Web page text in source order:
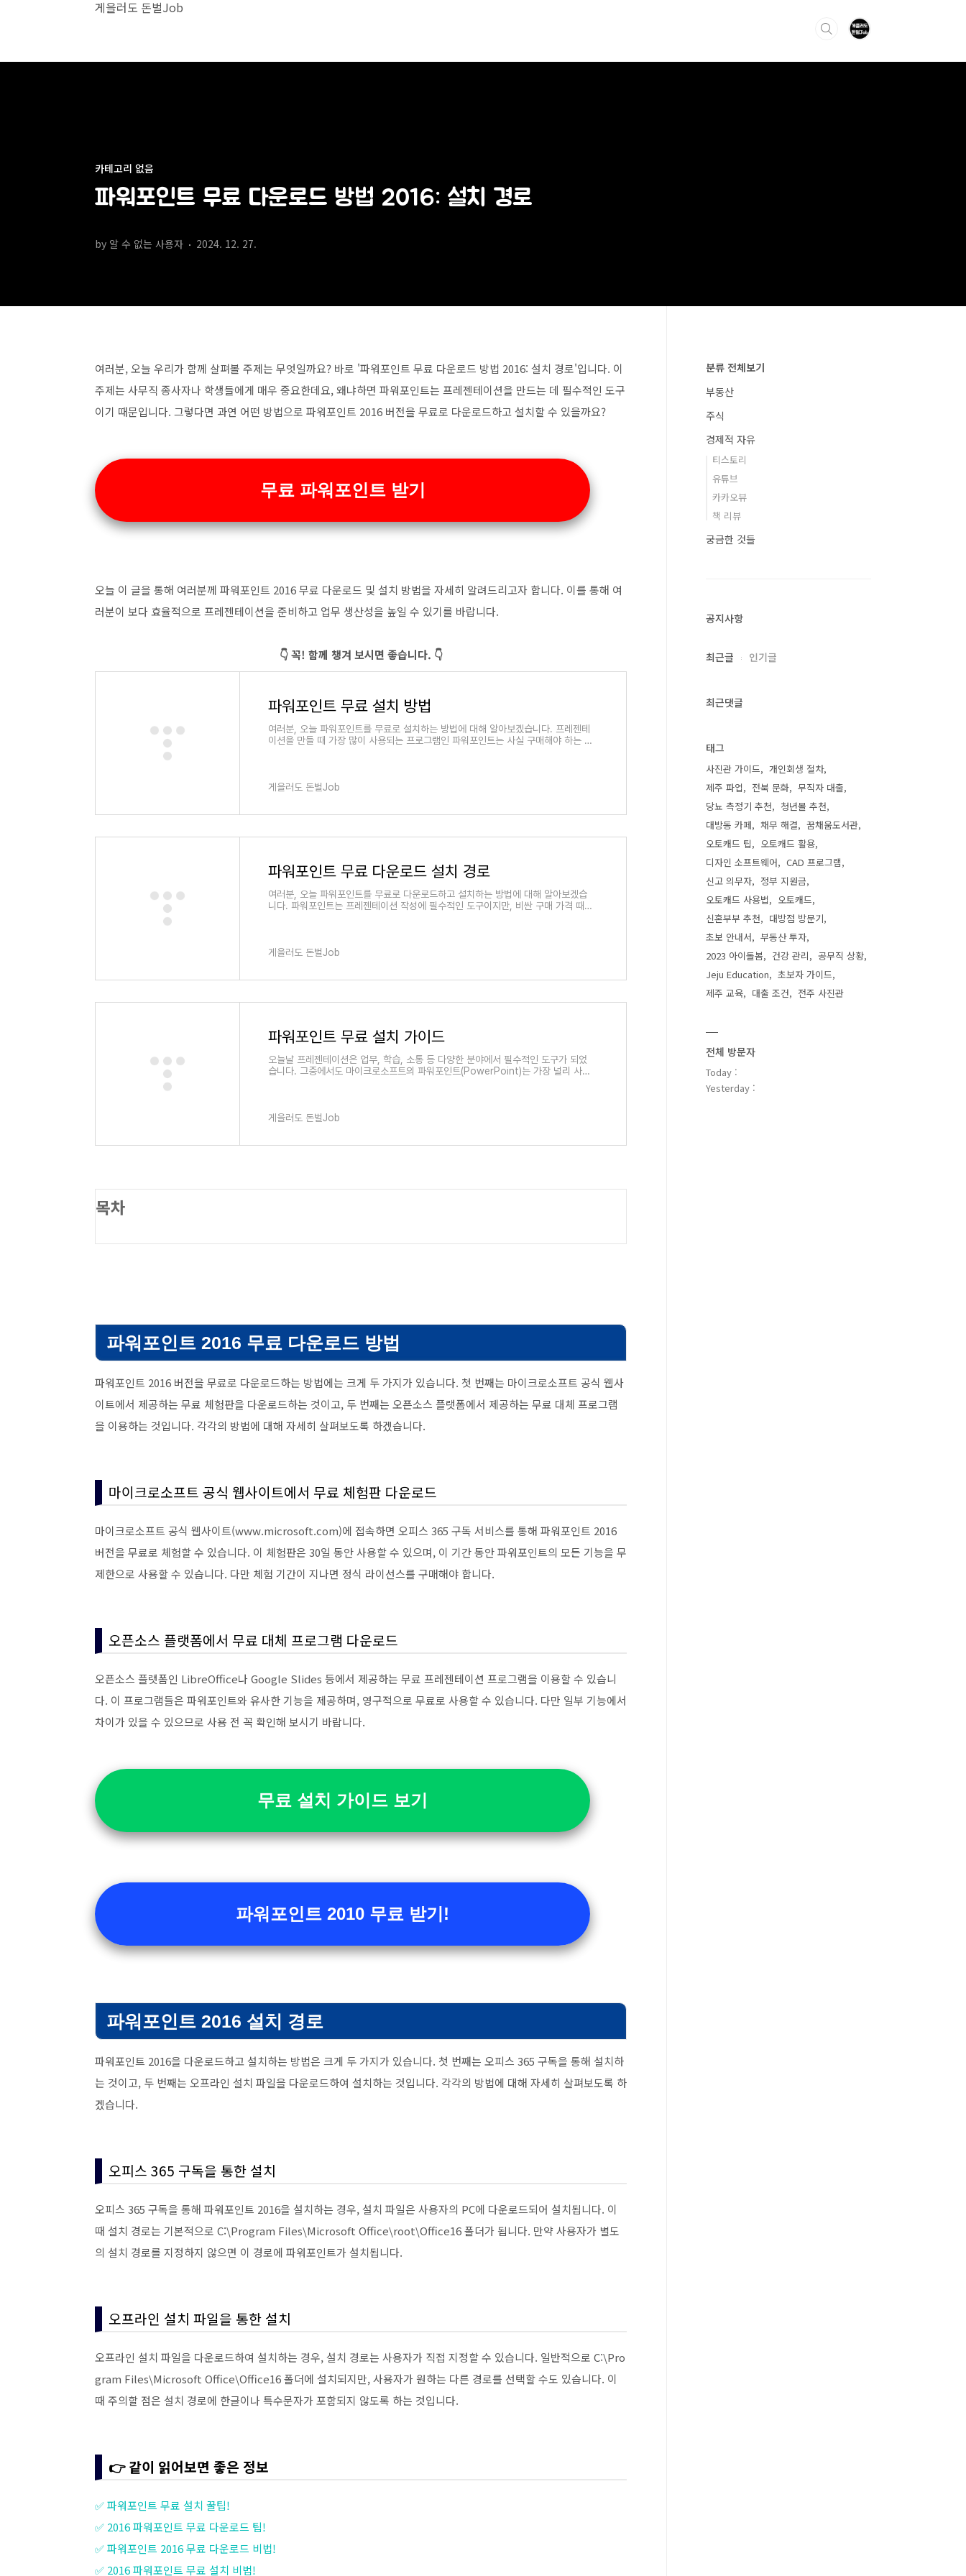
게을러도 돈벌Job
카테고리 없음
파워포인트 무료 다운로드 방법 2016: 설치 경로
by 알 수 없는 사용자 2024. 12. 27.
여러분, 오늘 우리가 함께 살펴볼 주제는 무엇일까요? 바로 '파워포인트 무료 다운로드 방법 2016: 설치 경로'입니다. 이
주제는 사무직 종사자나 학생들에게 매우 중요한데요, 왜냐하면 파워포인트는 프레젠테이션을 만드는 데 필수적인 도구
이기 때문입니다. 그렇다면 과연 어떤 방법으로 파워포인트 2016 버전을 무료로 다운로드하고 설치할 수 있을까요?
무료 파워포인트 받기
오늘 이 글을 통해 여러분께 파워포인트 2016 무료 다운로드 및 설치 방법을 자세히 알려드리고자 합니다. 이를 통해 여
러분이 보다 효율적으로 프레젠테이션을 준비하고 업무 생산성을 높일 수 있기를 바랍니다.
👇 꼭! 함께 챙겨 보시면 좋습니다. 👇
파워포인트 무료 설치 방법
여러분, 오늘 파워포인트를 무료로 설치하는 방법에 대해 알아보겠습니다. 프레젠테
이션을 만들 때 가장 많이 사용되는 프로그램인 파워포인트는 사실 구매해야 하는 유
프로그램입니다. 따라서 이를 무료로 활용할 수 있다면 많은 사람들에게 큰 도움이
게을러도 돈벌Job
파워포인트 무료 다운로드 설치 경로
여러분, 오늘 파워포인트를 무료로 다운로드하고 설치하는 방법에 대해 알아보겠습
니다. 파워포인트는 프레젠테이션 작성에 필수적인 도구이지만, 비싼 구매 가격 때문
로를 통해 파워포인트를 사용할 수 있는 방법을 자세히 알아보겠습니다. 이를 통해
게을러도 돈벌Job
파워포인트 무료 설치 가이드
오늘날 프레젠테이션은 업무, 학습, 소통 등 다양한 분야에서 필수적인 도구가 되었
습니다. 그중에서도 마이크로소프트의 파워포인트(PowerPoint)는 가장 널리 사용
에서는 파워포인트를 무료로 설치하고 사용할 수 있는 다양한 방법을 소개하고자 합
게을러도 돈벌Job
목차
파워포인트 2016 무료 다운로드 방법
파워포인트 2016 버전을 무료로 다운로드하는 방법에는 크게 두 가지가 있습니다. 첫 번째는 마이크로소프트 공식 웹사
이트에서 제공하는 무료 체험판을 다운로드하는 것이고, 두 번째는 오픈소스 플랫폼에서 제공하는 무료 대체 프로그램
을 이용하는 것입니다. 각각의 방법에 대해 자세히 살펴보도록 하겠습니다.
마이크로소프트 공식 웹사이트에서 무료 체험판 다운로드
마이크로소프트 공식 웹사이트(www.microsoft.com)에 접속하면 오피스 365 구독 서비스를 통해 파워포인트 2016
버전을 무료로 체험할 수 있습니다. 이 체험판은 30일 동안 사용할 수 있으며, 이 기간 동안 파워포인트의 모든 기능을 무
제한으로 사용할 수 있습니다. 다만 체험 기간이 지나면 정식 라이선스를 구매해야 합니다.
오픈소스 플랫폼에서 무료 대체 프로그램 다운로드
오픈소스 플랫폼인 LibreOffice나 Google Slides 등에서 제공하는 무료 프레젠테이션 프로그램을 이용할 수 있습니
다. 이 프로그램들은 파워포인트와 유사한 기능을 제공하며, 영구적으로 무료로 사용할 수 있습니다. 다만 일부 기능에서
차이가 있을 수 있으므로 사용 전 꼭 확인해 보시기 바랍니다.
무료 설치 가이드 보기
파워포인트 2010 무료 받기!
파워포인트 2016 설치 경로
파워포인트 2016을 다운로드하고 설치하는 방법은 크게 두 가지가 있습니다. 첫 번째는 오피스 365 구독을 통해 설치하
는 것이고, 두 번째는 오프라인 설치 파일을 다운로드하여 설치하는 것입니다. 각각의 방법에 대해 자세히 살펴보도록 하
겠습니다.
오피스 365 구독을 통한 설치
오피스 365 구독을 통해 파워포인트 2016을 설치하는 경우, 설치 파일은 사용자의 PC에 다운로드되어 설치됩니다. 이
때 설치 경로는 기본적으로 C:\Program Files\Microsoft Office\root\Office16 폴더가 됩니다. 만약 사용자가 별도
의 설치 경로를 지정하지 않으면 이 경로에 파워포인트가 설치됩니다.
오프라인 설치 파일을 통한 설치
오프라인 설치 파일을 다운로드하여 설치하는 경우, 설치 경로는 사용자가 직접 지정할 수 있습니다. 일반적으로 C:\Pro
gram Files\Microsoft Office\Office16 폴더에 설치되지만, 사용자가 원하는 다른 경로를 선택할 수도 있습니다. 이
때 주의할 점은 설치 경로에 한글이나 특수문자가 포함되지 않도록 하는 것입니다.
👉 같이 읽어보면 좋은 정보
✅ 파워포인트 무료 설치 꿀팁!
✅ 2016 파워포인트 무료 다운로드 팁!
✅ 파워포인트 2016 무료 다운로드 비법!
✅ 2016 파워포인트 무료 설치 비법!
분류 전체보기
부동산
주식
경제적 자유
티스토리
유튜브
카카오뷰
책 리뷰
궁금한 것들
공지사항
최근글 인기글
최근댓글
태그
사진관 가이드
개인회생 절차
제주 파업
전북 문화
무직자 대출
당뇨 측정기 추천
청년몰 추천
대방동 카페
채무 해결
꿈채움도서관
오토캐드 팁
오토캐드 활용
디자인 소프트웨어
CAD 프로그램
신고 의무자
정부 지원금
오토캐드 사용법
오토캐드
신혼부부 추천
대방점 방문기
초보 안내서
부동산 투자
2023 아이돌봄
건강 관리
공무직 상황
Jeju Education
초보자 가이드
제주 교육
대출 조건 전주 사진관
전체 방문자
Today :
Yesterday :